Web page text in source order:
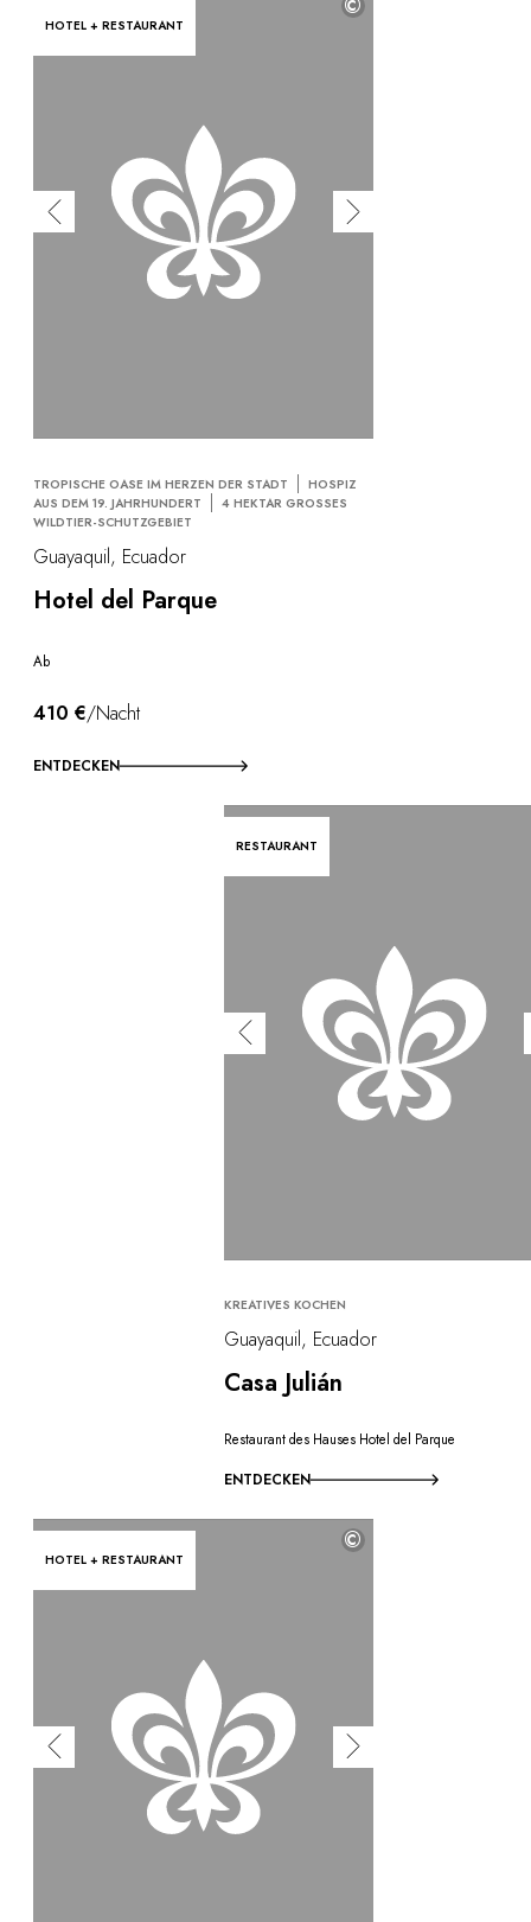
HOTEL + RESTAURANT
TROPISCHE OASE IM HERZEN DER STADT
HOSPIZ
AUS DEM 19. JAHRHUNDERT
4 HEKTAR GROSSES W
ILDTIER-SCHUTZGEBIET
Guayaquil, Ecuador
Hotel del Parque
Ab
410 €/Nacht
ENTDECKEN
RESTAURANT
KREATIVES KOCHEN
Guayaquil, Ecuador
Casa Julián
Restaurant des Hauses Hotel del Parque
ENTDECKEN
HOTEL + RESTAURANT
©